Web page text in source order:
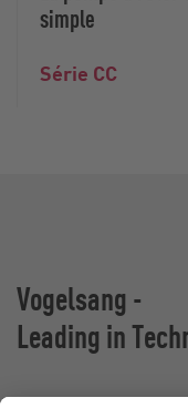
simple
Série CC
Vogelsang -
Leading in